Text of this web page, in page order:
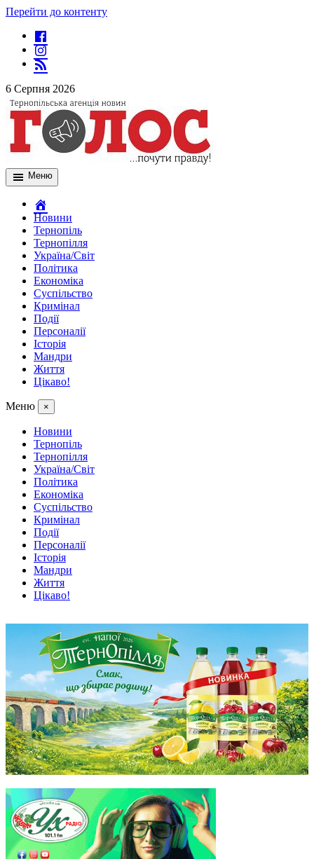
Перейти до контенту
6 Серпня 2026
Меню
Новини
Тернопіль
Тернопілля
Україна/Світ
Політика
Економіка
Суспільство
Кримінал
Події
Персоналії
Історія
Мандри
Життя
Цікаво!
Меню ×
Новини
Тернопіль
Тернопілля
Україна/Світ
Політика
Економіка
Суспільство
Кримінал
Події
Персоналії
Історія
Мандри
Життя
Цікаво!